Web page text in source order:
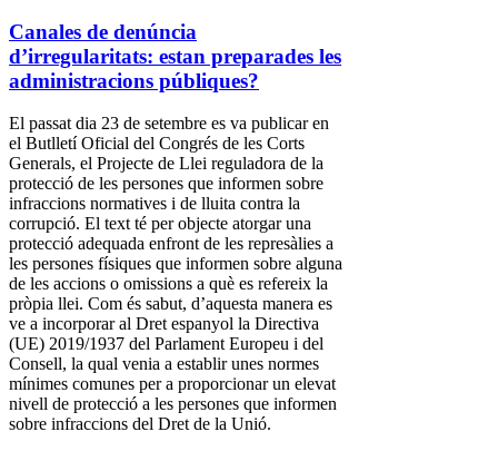
Canales de denúncia
d’irregularitats: estan preparades les
administracions públiques?
El passat dia 23 de setembre es va publicar en
el Butlletí Oficial del Congrés de les Corts
Generals, el Projecte de Llei reguladora de la
protecció de les persones que informen sobre
infraccions normatives i de lluita contra la
corrupció. El text té per objecte atorgar una
protecció adequada enfront de les represàlies a
les persones físiques que informen sobre alguna
de les accions o omissions a què es refereix la
pròpia llei. Com és sabut, d’aquesta manera es
ve a incorporar al Dret espanyol la Directiva
(UE) 2019/1937 del Parlament Europeu i del
Consell, la qual venia a establir unes normes
mínimes comunes per a proporcionar un elevat
nivell de protecció a les persones que informen
sobre infraccions del Dret de la Unió.